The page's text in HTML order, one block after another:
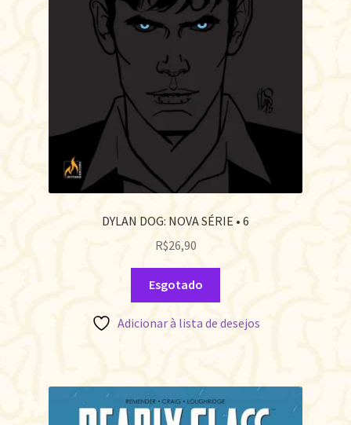
DYLAN DOG: NOVA SÉRIE • 6
R$26,90
Esgotado
Adicionar à lista de desejos